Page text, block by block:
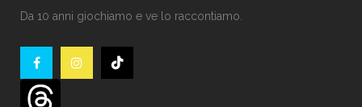
Da 10 anni giochiamo e ve lo raccontiamo.